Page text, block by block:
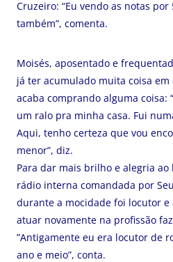
Cruzeiro: “Eu vendo as notas
também”, comenta.
Moisés, aposentado e
já ter acumulado muita coisa
acaba comprando alguma coisa:
um ralo pra minha casa. Fui
Aqui, tenho certeza que vou
menor”, diz.
Para dar mais brilho e alegria
rádio interna comandada por
durante a mocidade foi locutor e
atuar novamente na profissão
”Antigamente eu era locutor de
ano e meio”, conta.